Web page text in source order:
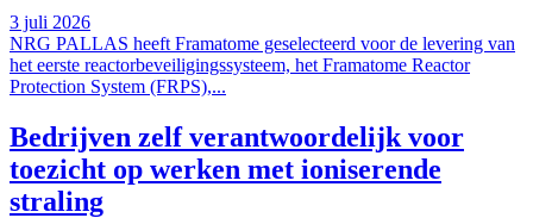
3 juli 2026
NRG PALLAS heeft Framatome geselecteerd voor de levering van
het eerste reactorbeveiligingssysteem, het Framatome Reactor
Protection System (FRPS),...
Bedrijven zelf verantwoordelijk voor
toezicht op werken met ioniserende
straling